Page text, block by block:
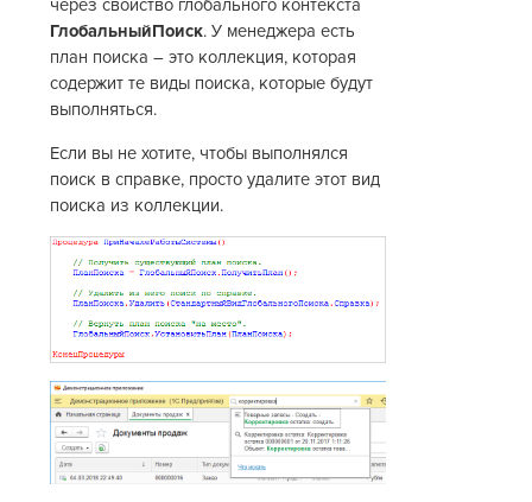
через свойство глобального контекста
ГлобальныйПоиск. У менеджера есть
план поиска – это коллекция, которая
содержит те виды поиска, которые будут
выполняться.
Если вы не хотите, чтобы выполнялся
поиск в справке, просто удалите этот вид
поиска из коллекции.